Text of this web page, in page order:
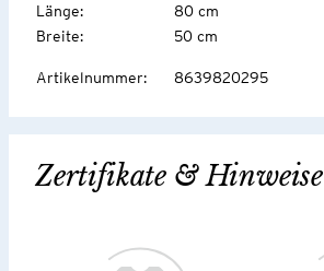
Länge:
80 cm
Breite: 50 cm
Artikelnummer: 8639820295
Zertifikate & Hinweise